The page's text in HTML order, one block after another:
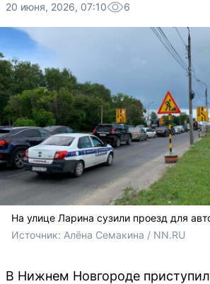
20 июня, 2026, 07:10 6
На улице Ларина сузили проезд для
Источник: Алёна Семакина / NN.RU
В Нижнем Новгороде